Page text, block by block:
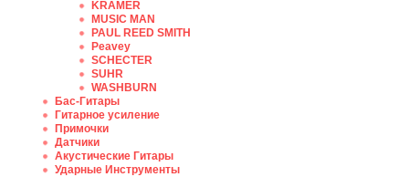
KRAMER
MUSIC MAN
PAUL REED SMITH
Peavey
SCHECTER
SUHR
WASHBURN
Бас-Гитары
Гитарное усиление
Примочки
Датчики
Акустические Гитары
Ударные Инструменты